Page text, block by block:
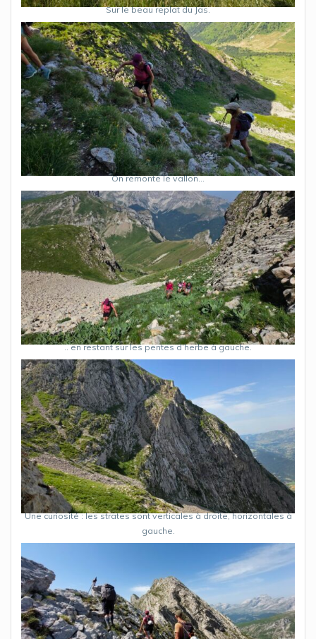
Sur le beau replat du Jas.
On remonte le vallon…
.. en restant sur les pentes d’herbe à gauche.
Une curiosité : les strates sont verticales à droite, horizontales à
gauche.